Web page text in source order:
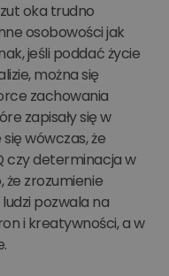
oka trudno
osobowości jak
jeśli poddać życie
można się
zachowania
zapisały się w
wówczas, że
czy determinacja w
że zrozumienie
pozwala na
i kreatywności, a w